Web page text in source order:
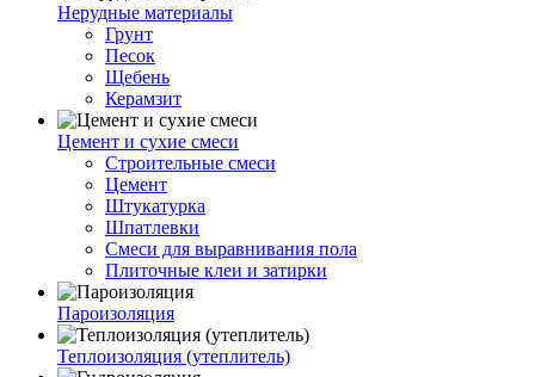
Нерудные материалы
Грунт
Песок
Щебень
Керамзит
Цемент и сухие смеси
Строительные смеси
Цемент
Штукатурка
Шпатлевки
Смеси для выравнивания пола
Плиточные клеи и затирки
Пароизоляция
Теплоизоляция (утеплитель)